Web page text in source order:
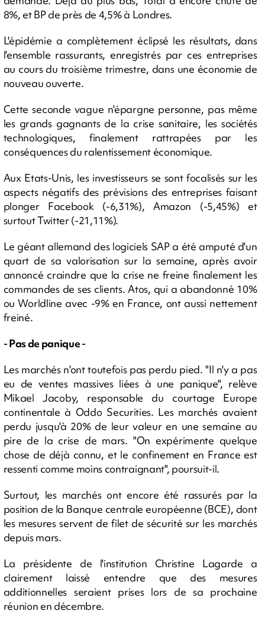
8%, et BP de près de 4,5% à Londres.
L'épidémie a complètement éclipsé les résultats, dans
l'ensemble rassurants, enregistrés par ces entreprises
au cours du troisième trimestre, dans une économie de
nouveau ouverte.
Cette seconde vague n'épargne personne, pas même
les grands gagnants de la crise sanitaire, les sociétés
technologiques, finalement rattrapées par les
conséquences du ralentissement économique.
Aux Etats-Unis, les investisseurs se sont focalisés sur les
aspects négatifs des prévisions des entreprises faisant
plonger Facebook (-6,31%), Amazon (-5,45%) et
surtout Twitter (-21,11%).
Le géant allemand des logiciels SAP a été amputé d'un
quart de sa valorisation sur la semaine, après avoir
annoncé craindre que la crise ne freine finalement les
commandes de ses clients. Atos, qui a abandonné 10%
ou Worldline avec -9% en France, ont aussi nettement
freiné.
- Pas de panique -
Les marchés n'ont toutefois pas perdu pied. "Il n'y a pas
eu de ventes massives liées à une panique", relève
Mikael Jacoby, responsable du courtage Europe
continentale à Oddo Securities. Les marchés avaient
perdu jusqu'à 20% de leur valeur en une semaine au
pire de la crise de mars. "On expérimente quelque
chose de déjà connu, et le confinement en France est
ressenti comme moins contraignant", poursuit-il.
Surtout, les marchés ont encore été rassurés par la
position de la Banque centrale européenne (BCE), dont
les mesures servent de filet de sécurité sur les marchés
depuis mars.
La présidente de l'institution Christine Lagarde a
clairement laissé entendre que des mesures
additionnelles seraient prises lors de sa prochaine
réunion en décembre.